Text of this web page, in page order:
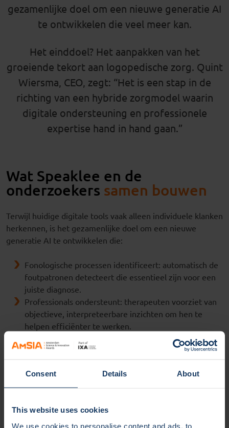
Consent Details About
This website uses cookies
We use cookies to personalise content and ads, to
gezamenlijke doel om een nieuwe generatie AI
te ontwikkelen die veel meer kan.
Het einddoel? Het aanpakken van het
groeiende tekort aan logopedische zorg. Quint
Wiersma, CEO, zegt: “Het is een stap in de
richting van een hybride zorgmodel waarin
digitale ondersteuning en professionele
expertise hand in hand gaan.”
Wat Speaklee en de
onderzoekers samen bouwen
Terwijl huidige digitale tools vaak alleen individuele klanken
herkennen, is het gezamenlijke doel om een nieuwe
generatie AI te ontwikkelen die:
Fonologische processen identificeert: automatisch de
foutpatronen detecteert die essentieel zijn voor een
juiste diagnose.
Professionals ondersteunt: therapeuten voorziet van
objectieve, interpreteerbare inzichten om hen te
helpen efficiënter te werken.
Zorgt voor ethische innovatie: de ELSA-principes volgt
om de technologie mensgericht en transparant te
alleen een technische mijlpaal. Het is een stap in de richting